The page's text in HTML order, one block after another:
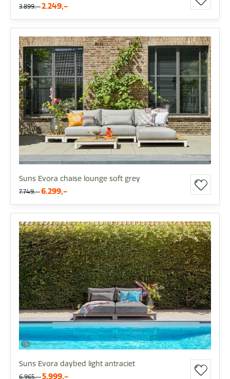
3.899,- 2.249,-
Suns Evora chaise lounge soft grey
7.749,- 6.299,-
Suns Evora daybed light antraciet
6.965,- 5.999,-